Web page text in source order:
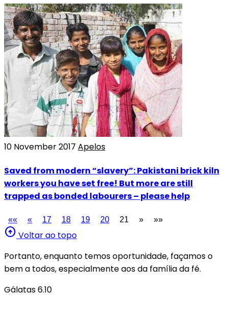
10 November 2017 Apelos
Saved from modern “slavery”: Pakistani brick kiln
workers you have set free! But more are still
trapped as bonded labourers – please help
«« « 17 18 19 20 21 » »»
arrow_circle_up Voltar ao topo
Portanto, enquanto temos oportunidade, façamos o
bem a todos, especialmente aos da família da fé.
Gálatas 6.10